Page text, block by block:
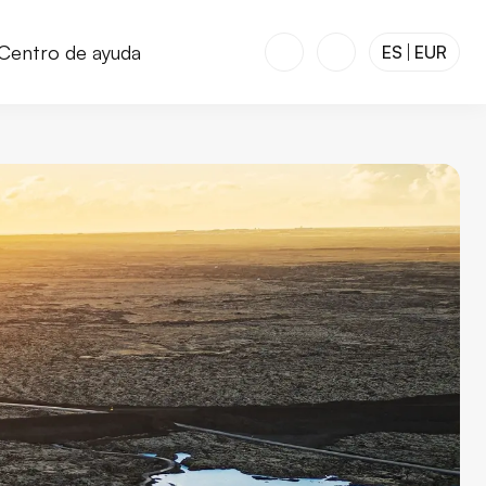
de ayuda ES EUR